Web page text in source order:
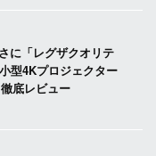
に「レグザクオリテ
型4Kプロジェクター
底レビュー